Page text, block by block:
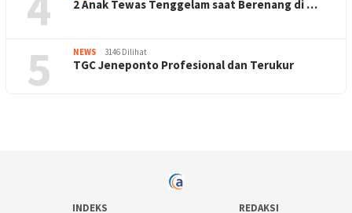
2 Anak Tewas Tenggelam saat Berenang di …
5 NEWS 3146 Dilihat
TGC Jeneponto Profesional dan Terukur
INDEKS
REDAKSI